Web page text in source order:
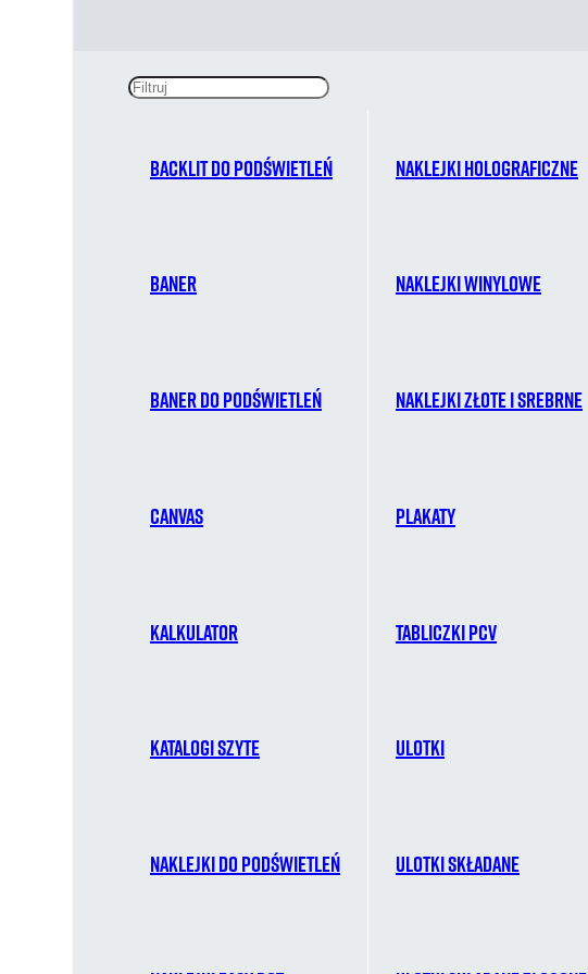
Backlit do podświetleń
Baner
Baner do podświetleń
Canvas
Kalkulator
Katalogi szyte
Naklejki do podświetleń
Naklejki holograficzne
Naklejki winylowe
Naklejki złote i srebrne
Plakaty
Tabliczki PCV
Ulotki
Ulotki składane